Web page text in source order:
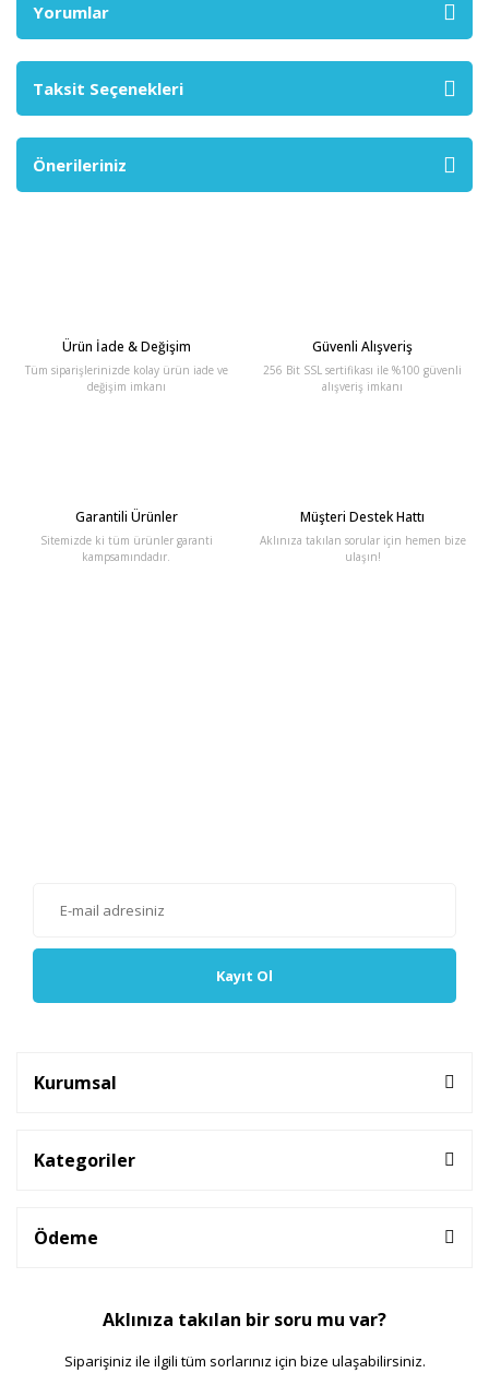
Yorumlar
Taksit Seçenekleri
Önerileriniz
Ürün İade & Değişim
Tüm siparişlerinizde kolay ürün iade ve
değişim imkanı
Güvenli Alışveriş
256 Bit SSL sertifikası ile %100 güvenli
alışveriş imkanı
Garantili Ürünler
Sitemizde ki tüm ürünler garanti
kampsamındadır.
Müşteri Destek Hattı
Aklınıza takılan sorular için hemen bize
ulaşın!
Kayıt Ol
Kurumsal
Kategoriler
Ödeme
Aklınıza takılan bir soru mu var?
Siparişiniz ile ilgili tüm sorlarınız için bize ulaşabilirsiniz.